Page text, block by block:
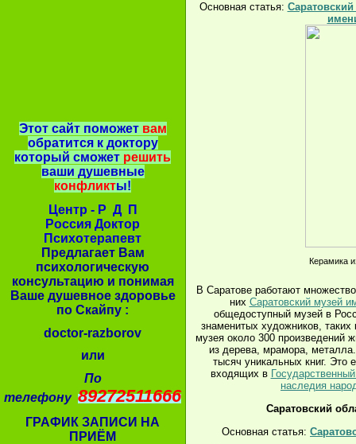
Этот сайт поможет вам
обратится к доктору
который сможет решить
ваши душевные
конфликты!
Центр - Р Д П
Россия Доктор
Психотерапевт
Предлагает Вам
психологическую
консультацию и понимая
Ваше душевное здоровье
по Скайпу :
doctor-razborov
или
По
телефону 89272511666
ГРАФИК ЗАПИСИ НА
ПРИЁМ
Основная статья:
Керамика
В Саратове работают
них Саратовский музей
общедоступный музей в
знаменитых художников, таких
музея около 300 произведений
из дерева, мрамора,
тысяч уникальных книг. Это
входящих в
наследия
Саратовский
Основная статья: